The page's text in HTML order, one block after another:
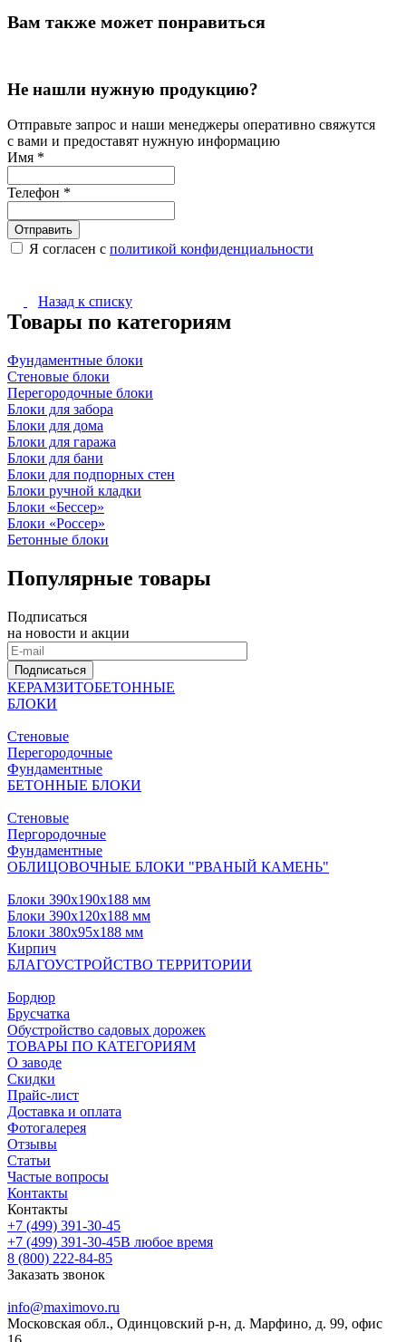
Вам также может понравиться
Не нашли нужную продукцию?
Отправьте запрос и наши менеджеры оперативно свяжутся
с вами и предоставят нужную информацию
Имя *
Телефон *
Я согласен с политикой конфиденциальности
Назад к списку
Товары по категориям
Фундаментные блоки
Стеновые блоки
Перегородочные блоки
Блоки для забора
Блоки для дома
Блоки для гаража
Блоки для бани
Блоки для подпорных стен
Блоки ручной кладки
Блоки «Бессер»
Блоки «Россер»
Бетонные блоки
Популярные товары
Подписаться
на новости и акции
Подписаться
КЕРАМЗИТОБЕТОННЫЕ
БЛОКИ
Стеновые
Перегородочные
Фундаментные
БЕТОННЫЕ БЛОКИ
Стеновые
Пергородочные
Фундаментные
ОБЛИЦОВОЧНЫЕ БЛОКИ "РВАНЫЙ КАМЕНЬ"
Блоки 390х190х188 мм
Блоки 390х120х188 мм
Блоки 380х95х188 мм
Кирпич
БЛАГОУСТРОЙСТВО ТЕРРИТОРИИ
Бордюр
Брусчатка
Обустройство садовых дорожек
ТОВАРЫ ПО КАТЕГОРИЯМ
О заводе
Скидки
Прайс-лист
Доставка и оплата
Фотогалерея
Отзывы
Статьи
Частые вопросы
Контакты
Контакты
+7 (499) 391-30-45
+7 (499) 391-30-45В любое время
8 (800) 222-84-85
Заказать звонок
info@maximovo.ru
Московская обл., Одинцовский р-н, д. Марфино, д. 99, офис